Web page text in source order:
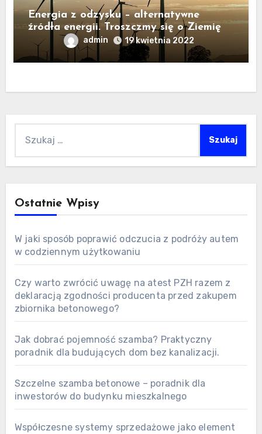
Energia z odzysku – alternatywne
źródła energii. Troszczmy się o Ziemię
admin 19 kwietnia 2022
Ostatnie Wpisy
W jaki sposób poprawić odczucia z podróży autem
w codziennym użytkowaniu
Czy warto zwrócić uwagę na atest PZH razem z
deklaracją zgodności producenta przed zakupem
zbiornika betonowego?
Jak dobrać pojemność szamba? Praktyczny
poradnik dla budujących dom bez kanalizacji.
Szczelne szamba betonowe – poradnik dla
inwestorów do budynku mieszkalnego
Współczesne systemy sprzedażowe jako element